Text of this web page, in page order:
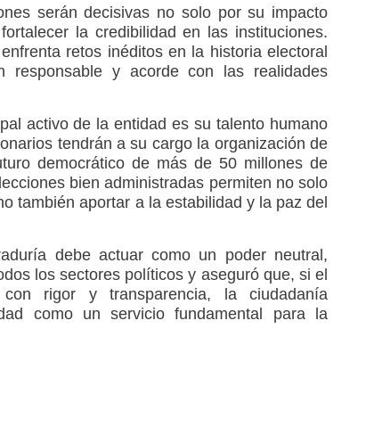
serán decisivas no solo por su impacto
la credibilidad en las instituciones.
retos inéditos en la historia electoral
y acorde con las realidades
activo de la entidad es su talento humano
tendrán a su cargo la organización de
democrático de más de 50 millones de
bien administradas permiten no solo
también aportar a la estabilidad y la paz del
debe actuar como un poder neutral,
los sectores políticos y aseguró que, si el
rigor y transparencia, la ciudadanía
como un servicio fundamental para la